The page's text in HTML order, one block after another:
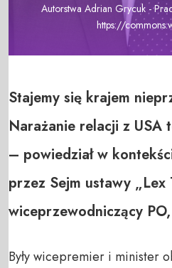
Autorstwa Adrian Grycuk -
https://
Stajemy się krajem
Narażanie relacji z USA
– powiedział w
przez Sejm ustawy „Lex
wiceprzewodniczący
Były wicepremier i minister